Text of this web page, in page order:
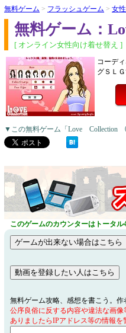
無料ゲーム > フラッシュゲーム > 女
無料ゲーム：
[ オンライン女性向け着せ替え ]
コーデ
グＳＬ
▼この無料ゲーム「Love Collection
このゲームのカウンターはトータル
無料ゲーム攻略、感想を書こう。作
公序良俗に反する内容や違法な画
ありましたらIPアドレス等の情報